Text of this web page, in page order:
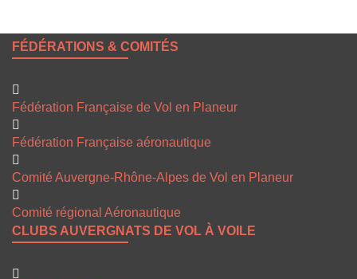
FÉDÉRATIONS & COMITÉS
Fédération Française de Vol en Planeur
Fédération Française aéronautique
Comité Auvergne-Rhône-Alpes de Vol en Planeur
Comité régional Aéronautique
CLUBS AUVERGNATS DE VOL À VOILE